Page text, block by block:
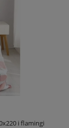
i flamingi